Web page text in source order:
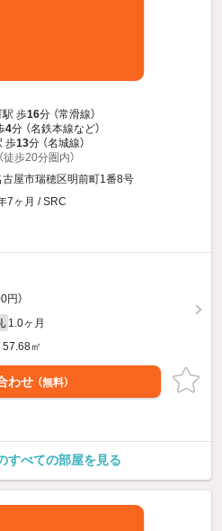
駅 歩16分 （常滑線）
4分 （名鉄本線など）
歩13分 （名城線）
徒歩20分圏内）
古屋市瑞穂区明前町1番8号
7ヶ月 / SRC
円）
1.0ヶ月
㎡
わせ （無料）
すべての部屋を見る